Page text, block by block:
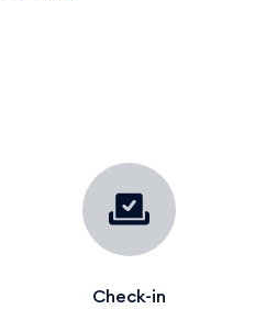
Check-in